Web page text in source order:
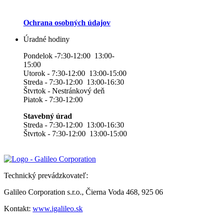
Ochrana osobných údajov
Úradné hodiny
Pondelok -7:30-12:00 13:00-
15:00
Utorok - 7:30-12:00 13:00-15:00
Streda - 7:30-12:00 13:00-16:30
Štvrtok - Nestránkový deň
Piatok - 7:30-12:00
Stavebný úrad
Streda - 7:30-12:00 13:00-16:30
Štvrtok - 7:30-12:00 13:00-15:00
Technický prevádzkovateľ:
Galileo Corporation s.r.o., Čierna Voda 468, 925 06
Kontakt: www.igalileo.sk